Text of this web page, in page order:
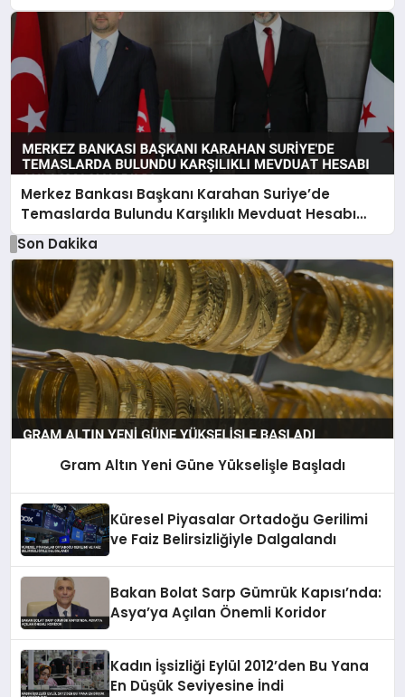
Merkez Bankası Başkanı Karahan Suriye’de
Temaslarda Bulundu Karşılıklı Mevduat Hesabı
Anlaşması Yapıldı
Son Dakika
Gram Altın Yeni Güne Yükselişle Başladı
Küresel Piyasalar Ortadoğu Gerilimi
ve Faiz Belirsizliğiyle Dalgalandı
Bakan Bolat Sarp Gümrük Kapısı’nda:
Asya’ya Açılan Önemli Koridor
Kadın İşsizliği Eylül 2012’den Bu Yana
En Düşük Seviyesine İndi